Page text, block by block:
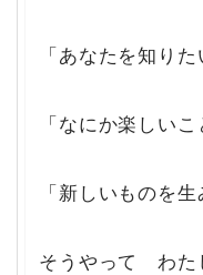
「あなたを知りた
「なにか楽しいこ
「新しいものを生
そうやって わ